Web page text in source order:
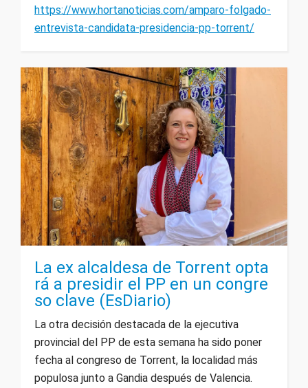
https://www.hortanoticias.com/amparo-folgado-
entrevista-candidata-presidencia-pp-torrent/
La ex alcaldesa de Torrent opta
rá a presidir el PP en un congre
so clave (EsDiario)
La otra decisión destacada de la ejecutiva
provincial del PP de esta semana ha sido poner
fecha al congreso de Torrent, la localidad más
populosa junto a Gandia después de Valencia.